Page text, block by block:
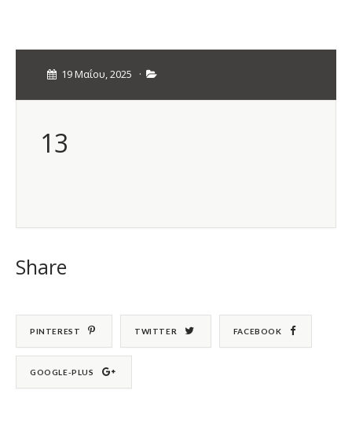
19 Μαΐου, 2025 ·
13
Share
PINTEREST TWITTER FACEBOOK
GOOGLE-PLUS